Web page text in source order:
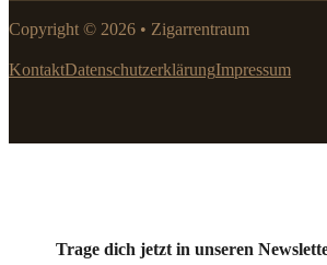
Copyright © 2026 • Zigarrentraum
KontaktDatenschutzerklärungImpressum
Trage dich jetzt in unseren